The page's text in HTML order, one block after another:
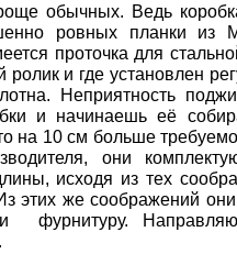
обычных. Ведь
ровных планки
проточка для
ролик и где установлен
Неприятность
и начинаешь её
на 10 см больше
они
исходя из тех
этих же соображений
фурнитуру.